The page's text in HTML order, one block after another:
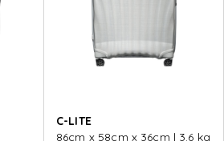
C-LITE
86cm x 58cm x 36cm | 3.6 kg